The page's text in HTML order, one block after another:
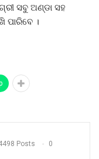
ସବୁ ଅଣ୍ଡା ସହ
।
Posts 0